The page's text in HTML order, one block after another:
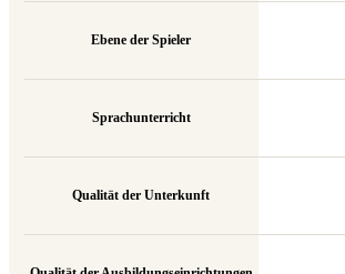
Ebene der Spieler
Sprachunterricht
Qualität der Unterkunft